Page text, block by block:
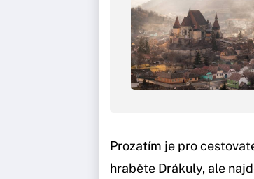
Prozatím je pro
hraběte Drákuly, ale